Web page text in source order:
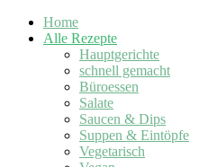
Home
Alle Rezepte
Hauptgerichte
schnell gemacht
Büroessen
Salate
Saucen & Dips
Suppen & Eintöpfe
Vegetarisch